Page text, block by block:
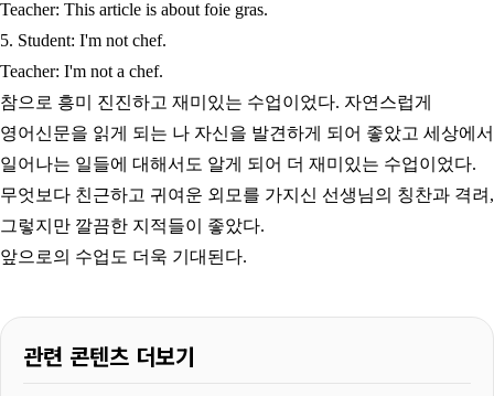
Teacher: This article is about foie gras.
5. Student: I'm not chef.
Teacher: I'm not a chef.
참으로 흥미 진진하고 재미있는 수업이었다. 자연스럽게
영어신문을 읽게 되는 나 자신을 발견하게 되어 좋았고 세상에서
일어나는 일들에 대해서도 알게 되어 더 재미있는 수업이었다.
무엇보다 친근하고 귀여운 외모를 가지신 선생님의 칭찬과 격려,
그렇지만 깔끔한 지적들이 좋았다.
앞으로의 수업도 더욱 기대된다.
관련 콘텐츠 더보기